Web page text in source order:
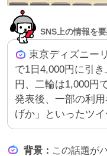
SNS上の情報を
東京ディズニー
で1日4,000円に引
円、二輪は1,000円
発表後、一部の利
げか」といったツイ
背景 ： この話題がバズっている理由は、コロナ後の来園者増や物価上昇